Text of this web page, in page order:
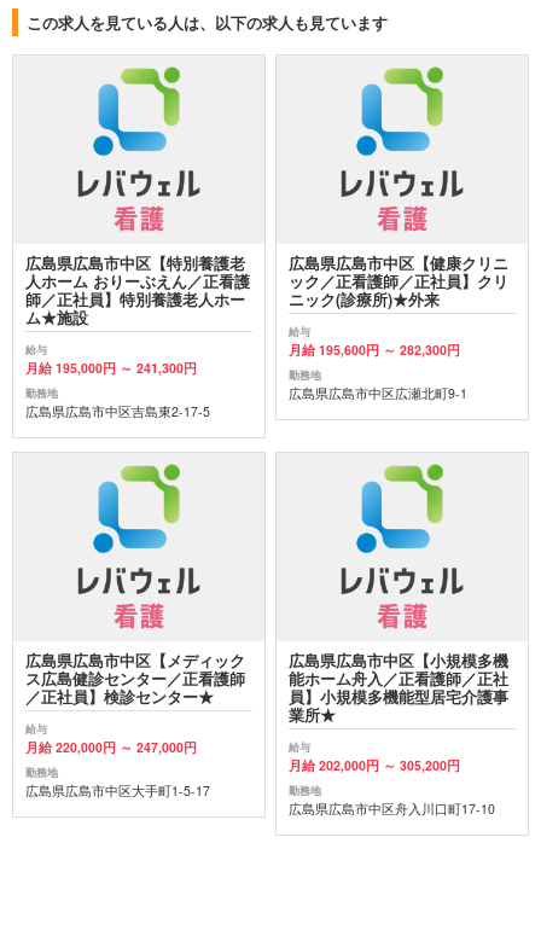
この求人を見ている人は、以下の求人も見ています
広島県広島市中区【特別養護老
人ホーム おりーぶえん／正看護
師／正社員】特別養護老人ホー
ム★施設
給与
月給 195,000円 ～ 241,300円
勤務地
広島県広島市中区吉島東2-17-5
広島県広島市中区【健康クリニ
ック／正看護師／正社員】クリ
ニック(診療所)★外来
給与
月給 195,600円 ～ 282,300円
勤務地
広島県広島市中区広瀬北町9-1
広島県広島市中区【メディック
ス広島健診センター／正看護師
／正社員】検診センター★
給与
月給 220,000円 ～ 247,000円
勤務地
広島県広島市中区大手町1-5-17
広島県広島市中区【小規模多機
能ホーム舟入／正看護師／正社
員】小規模多機能型居宅介護事
業所★
給与
月給 202,000円 ～ 305,200円
勤務地
広島県広島市中区舟入川口町17-10